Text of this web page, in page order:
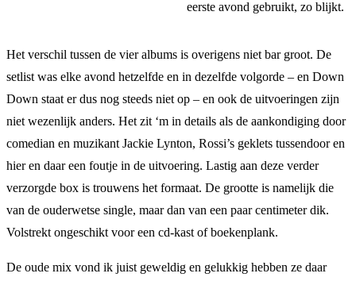
eerste avond gebruikt, zo blijkt.
Het verschil tussen de vier albums is overigens niet bar groot. De
setlist was elke avond hetzelfde en in dezelfde volgorde – en Down
Down staat er dus nog steeds niet op – en ook de uitvoeringen zijn
niet wezenlijk anders. Het zit ‘m in details als de aankondiging door
comedian en muzikant Jackie Lynton, Rossi’s geklets tussendoor en
hier en daar een foutje in de uitvoering. Lastig aan deze verder
verzorgde box is trouwens het formaat. De grootte is namelijk die
van de ouderwetse single, maar dan van een paar centimeter dik.
Volstrekt ongeschikt voor een cd-kast of boekenplank.
De oude mix vond ik juist geweldig en gelukkig hebben ze daar